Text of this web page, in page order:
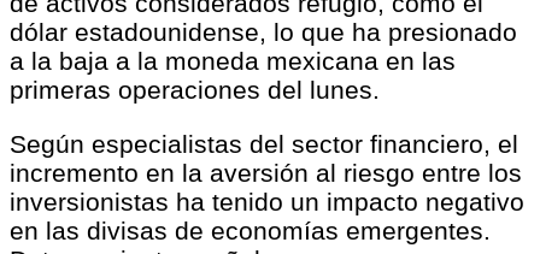
dólar estadounidense, lo que ha presionado
a la baja a la moneda mexicana en las
primeras operaciones del lunes.
Según especialistas del sector financiero, el
incremento en la aversión al riesgo entre los
inversionistas ha tenido un impacto negativo
en las divisas de economías emergentes.